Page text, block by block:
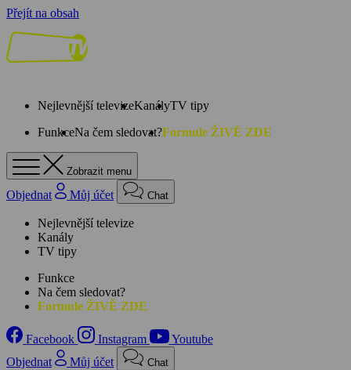
Přejít na obsah
Nejlevnější televizeKanályTV tipy
FunkceNa čem sledovat?Formule ŽIVĚ ZDE
Zobrazit menu
Objednat Můj účet Chat
Nejlevnější televize
Kanály
TV tipy
Funkce
Na čem sledovat?
Formule ŽIVĚ ZDE
Facebook Instagram
Youtube
Objednat
Můj účet Chat